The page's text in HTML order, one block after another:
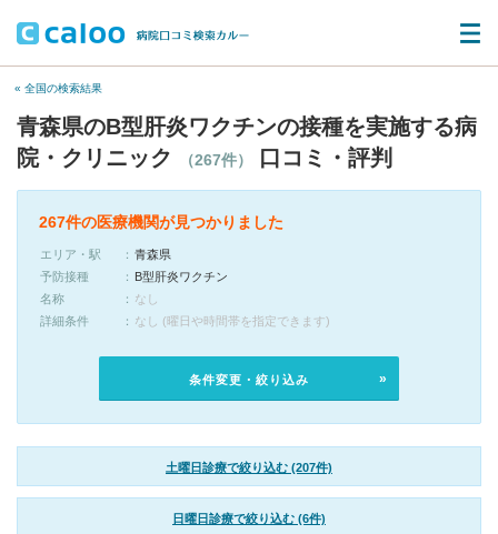
« 全国の検索結果
青森県のB型肝炎ワクチンの接種を実施する病
院・クリニック
（267件） 口コミ・評判
267件の医療機関が見つかりました
エリア・駅
青森県
予防接種
B型肝炎ワクチン
名称
なし
詳細条件
なし (曜日や時間帯を指定できます)
条件変更・絞り込み
土曜日診療で絞り込む (207件)
日曜日診療で絞り込む (6件)